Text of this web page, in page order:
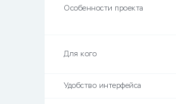
Особенности проекта
Для кого
Удобство интерфейса